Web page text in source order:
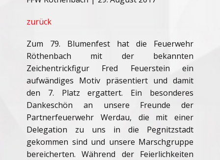
zurück
Zum 79. Blumenfest hat die Feuerwehr
Röthenbach mit der bekannten
Zeichentrickfigur Fred Feuerstein ein
aufwändiges Motiv präsentiert und damit
den 7. Platz ergattert. Ein besonderes
Dankeschön an unsere Freunde der
Partnerfeuerwehr Werdau, die mit einer
Delegation zu uns in die Pegnitzstadt
gekommen sind und unsere Marschgruppe
bereicherten. Während der Feierlichkeiten